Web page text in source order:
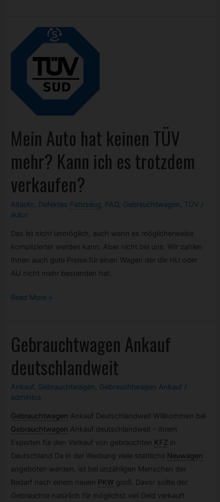
vorher
abgemeldet
werden?
Mein Auto hat keinen TÜV
mehr? Kann ich es trotzdem
verkaufen?
Altauto, Defektes Fahrzeug, FAQ, Gebrauchtwagen , TÜV /
autor
Das ist nicht unmöglich, auch wenn es möglicherweise
komplizierter werden kann. Aber nicht bei uns. Wir zahlen
Ihnen auch gute Preise für einen Wagen der die HU oder
AU nicht mehr bestanden hat.
Mein
keinen
TÜV
mehr?
Kann
ich
trotzdem
verkaufen?
Read More »
Gebrauchtwagen Ankauf
deutschlandweit
Ankauf, Gebrauchtwagen , Gebrauchtwagen Ankauf /
adminlos
Gebrauchtwagen Ankauf Deutschlandweit Willkommen bei
Gebrauchtwagen Ankauf deutschlandweit – Ihrem
Experten für den Verkauf von gebrauchten KFZ in
Deutschland Da in der Werbung viele stattliche Neuwagen
angeboten werden, ist bei unzähligen Menschen der
Bedarf nach einem neuen PKW groß. Davor sollte der
Gebrauchte natürlich für möglichst viel Geld verkauft